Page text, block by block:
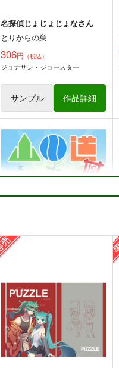
魔法少女。6
オリジナル
デミタス・カッフェ
サンプル
名探偵じょじょじょなさん
とりからの巣
306円 （税込）
ジョナサン・ジョースター
サンプル 作品詳細
山川道12
とりからの巣
330円（税込）
どっちん
サンプル 作品詳細